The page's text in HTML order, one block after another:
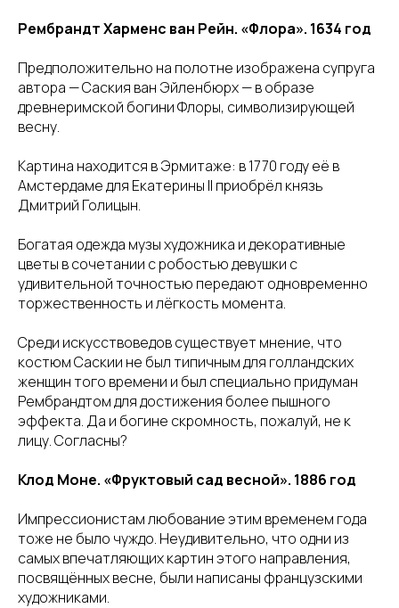
Рембрандт Харменс ван Рейн. «Флора». 1634 год
Предположительно на полотне изображена супруга
автора — Саския ван Эйленбюрх — в образе
древнеримской богини Флоры, символизирующей
весну.
Картина находится в Эрмитаже: в 1770 году её в
Амстердаме для Екатерины II приобрёл князь
Дмитрий Голицын.
Богатая одежда музы художника и декоративные
цветы в сочетании с робостью девушки с
удивительной точностью передают одновременно
торжественность и лёгкость момента.
Среди искусствоведов существует мнение, что
костюм Саскии не был типичным для голландских
женщин того времени и был специально придуман
Рембрандтом для достижения более пышного
эффекта. Да и богине скромность, пожалуй, не к
лицу. Согласны?
Клод Моне. «Фруктовый сад весной». 1886 год
Импрессионистам любование этим временем года
тоже не было чуждо. Неудивительно, что одни из
самых впечатляющих картин этого направления,
посвящённых весне, были написаны французскими
художниками.
hello@allo-mam.ru
+7 (915) 126-24-39
согласие на обработку
персональных данных
политика в отношении обработки
персональных данных
СОЦ.СЕТИ